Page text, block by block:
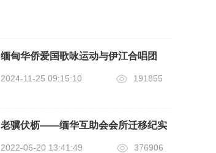
缅甸华侨爱国歌咏运动与伊江合唱团
2024-11-25 09:15:10 191855
老骥伏枥——缅华互助会会所迁移纪实
2022-06-20 13:41:49 376906